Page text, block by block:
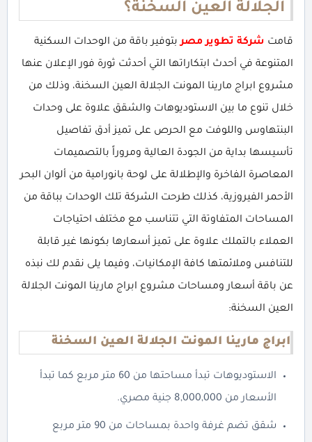
الجلالة العين السخنة؟
قامت شركة تطوير مصربتوفير باقة من الوحدات السكنية
المتنوعة في أحدث ابتكاراتها التي أحدثت ثورة فور الإعلان عنها
مشروع ابراج مارينا المونت الجلالة العين السخنة، وذلك من
خلال تنوع ما بين الاستوديوهات والشقق علاوة على وحدات
البنتهاوس واللوفت مع الحرص على تميز أدق تفاصيل
تأسيسها بداية من الجودة العالية ومروراً بالتصميمات
المعاصرة الفاخرة والإطلالة على لوحة بانورامية من ألوان البحر
الأحمر الفيروزية، كذلك طرحت الشركة تلك الوحدات بباقة من
المساحات المتفاوتة التي تتناسب مع مختلف احتياجات
العملاء بالتملك علاوة على تميز أسعارها بكونها غير قابلة
للتنافس وملائمتها كافة الإمكانيات، وفيما يلى نقدم لك نبذه
عن باقة أسعار ومساحات مشروع ابراج مارينا المونت الجلالة
العين السخنة:
ابراج مارينا المونت الجلالة العين السخنة
الاستوديوهات تبدأ مساحتها من 60 متر مربع كما تبدأ
الأسعار من 8,000,000 جنية مصري.
شقق تضم غرفة واحدة بمساحات من 90 متر مربع